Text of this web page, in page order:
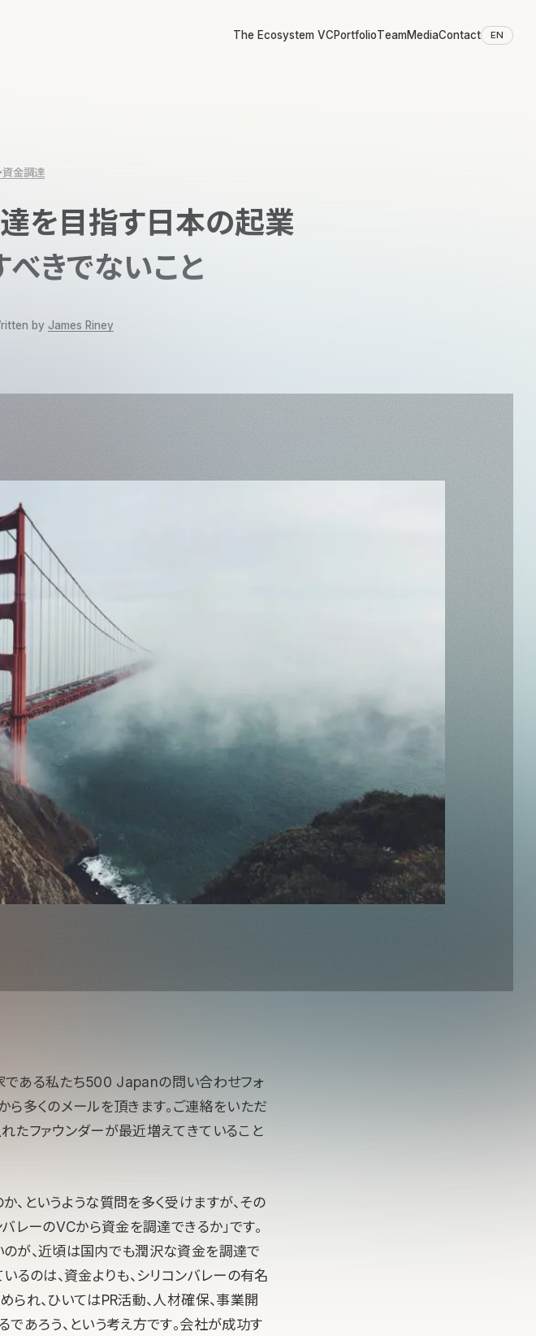
The Ecosystem VCPortfolioTeamMediaContact EN
資金調達
を目指す日本の起業
べきでないこと
byJames Riney
である私たち500 Japanの問い合わせフォ
多くのメールを頂きます。ご連絡をいただ
たファウンダーが最近増えてきていること
というような質問を多く受けますが、その
レーのVCから資金を調達できるか」です。
が、近頃は国内でも潤沢な資金を調達で
るのは、資金よりも、シリコンバレーの有名
れ、ひいてはPR活動、人材確保、事業開
あろう、という考え方です。会社が成功す